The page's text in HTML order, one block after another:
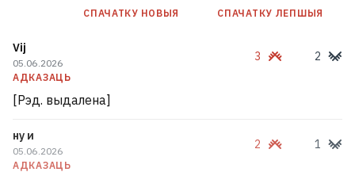
СПАЧАТКУ НОВЫЯ СПАЧАТКУ ЛЕПШЫЯ
Vij
05.06.2026
АДКАЗАЦЬ
3 2
[Рэд. выдалена]
ну и
05.06.2026
АДКАЗАЦЬ
2 1
«Беларусьфільм» распачаў здымкі
серыяла пра міліцыю, сцэнарый
якога прабіў Кубракова на слязу
11